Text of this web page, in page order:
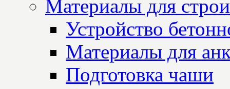
Материалы для
Устройство
Материалы для
Подготовка чаши